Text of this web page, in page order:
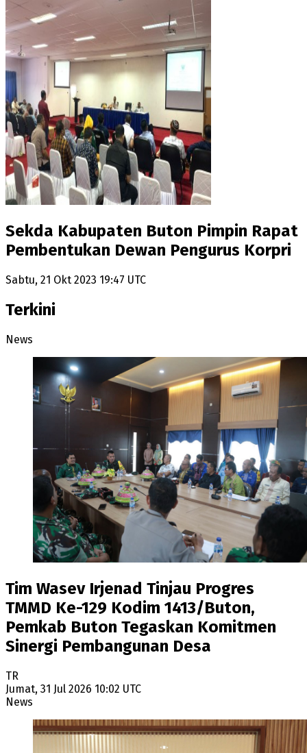
Sekda Kabupaten Buton Pimpin Rapat
Pembentukan Dewan Pengurus Korpri
Sabtu, 21 Okt 2023 19:47 UTC
Terkini
News
Tim Wasev Irjenad Tinjau Progres
TMMD Ke-129 Kodim 1413/Buton,
Pemkab Buton Tegaskan Komitmen
Sinergi Pembangunan Desa
TR
Jumat, 31 Jul 2026 10:02 UTC
News